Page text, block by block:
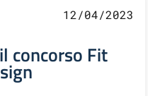
12/04/2023
concorso Fit